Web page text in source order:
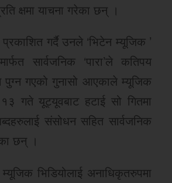
क्षमा याचना गरेका छन् ।
गर्दै उनले ‘भिटेन म्यूजिक ’
सार्वजनिक ‘पारा’ले कतिपय
पुग्न गएको गुनासो आएकाले म्यूजिक
१३ गते यूट्यूवबाट हटाई सो गितमा
संसोधन सहित सार्वजनिक
छन् ।
भिडियोलाई अनाधिकृतरुपमा